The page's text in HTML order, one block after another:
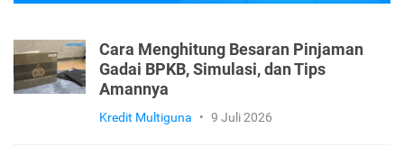
Cara Menghitung Besaran Pinjaman
Gadai BPKB, Simulasi, dan Tips
Amannya
Kredit Multiguna • 9 Juli 2026